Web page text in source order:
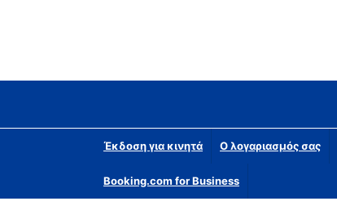
Έκδοση για κινητά Ο λογαριασμός σας
Booking.com for Business